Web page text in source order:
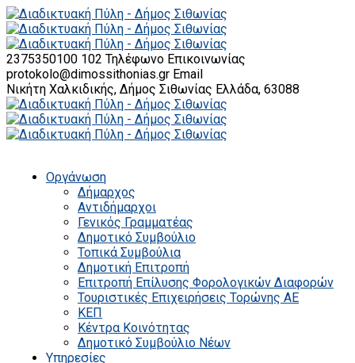
2375350100 102 Τηλέφωνο Επικοινωνίας
protokolo@dimossithonias.gr Email
Νικήτη Χαλκιδικής, Δήμος Σιθωνίας Ελλάδα, 63088
Οργάνωση
Δήμαρχος
Αντιδήμαρχοι
Γενικός Γραμματέας
Δημοτικό Συμβούλιο
Τοπικά Συμβούλια
Δημοτική Επιτροπή
Επιτροπή Επίλυσης Φορολογικών Διαφορών
Τουριστικές Επιχειρήσεις Τορώνης ΑΕ
ΚΕΠ
Κέντρα Κοινότητας
Δημοτικό Συμβούλιο Νέων
Υπηρεσίες